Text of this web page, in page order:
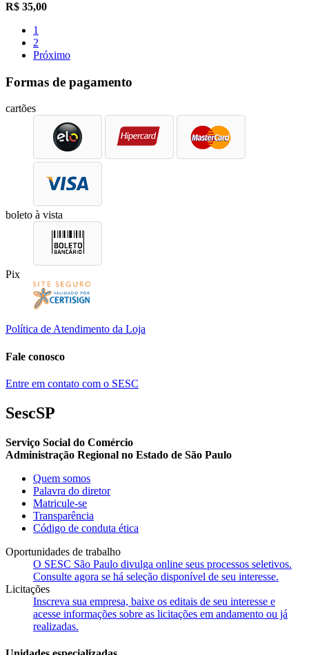
R$ 35,00
1
2
Próximo
Formas de pagamento
cartões
boleto à vista
Pix
Política de Atendimento da Loja
Fale conosco
Entre em contato com o SESC
SescSP
Serviço Social do Comércio
Administração Regional no Estado de São Paulo
Quem somos
Palavra do diretor
Matricule-se
Transparência
Código de conduta ética
Oportunidades de trabalho
O SESC São Paulo divulga online seus processos seletivos.
Consulte agora se há seleção disponível de seu interesse.
Licitações
Inscreva sua empresa, baixe os editais de seu interesse e
acesse informações sobre as licitações em andamento ou já
realizadas.